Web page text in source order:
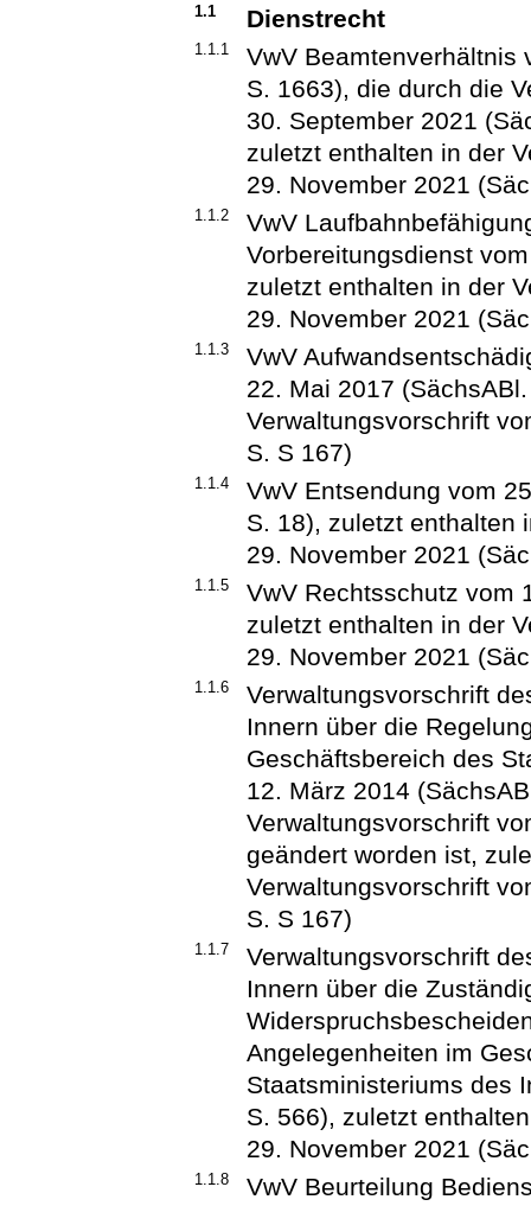
1.1 Dienstrecht
1.1.1
VwV Beamtenverhältnis
S. 1663), die durch die
30. September 2021
zuletzt enthalten in der
29. November 2021
1.1.2
VwV
Vorbereitungsdienst
zuletzt enthalten in der
29. November 2021
1.1.3
VwV
22. Mai 2017
Verwaltungsvorschrift
S. S 167)
1.1.4
VwV Entsendung vom
S. 18), zuletzt enthalten
29. November 2021
1.1.5
VwV Rechtsschutz vom
zuletzt enthalten in der
29. November 2021
1.1.6
Verwaltungsvorschrift
Innern über die
Geschäftsbereich des
12. März 2014
Verwaltungsvorschrift
geändert worden ist,
Verwaltungsvorschrift
S. S 167)
1.1.7
Verwaltungsvorschrift
Innern über die
Angelegenheiten im
Staatsministeriums des
S. 566), zuletzt
29. November 2021
1.1.8
VwV Beurteilung